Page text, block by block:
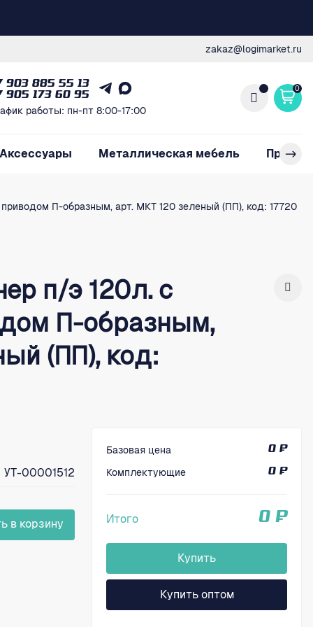
zakaz@logimarket.ru
903 885 55 13
905 173 60 95
работы: пн-пт 8:00-17:00
0
Аксессуары Металлическая мебель
П-образным, арт. МКТ 120 зеленый (ПП), код: 17720
п/э 120л. с
П-образным,
(ПП), код:
УТ-00001512
в корзину
Базовая цена
0 ₽
Комплектующие
0 ₽
Итого 0 ₽
Купить
Купить оптом